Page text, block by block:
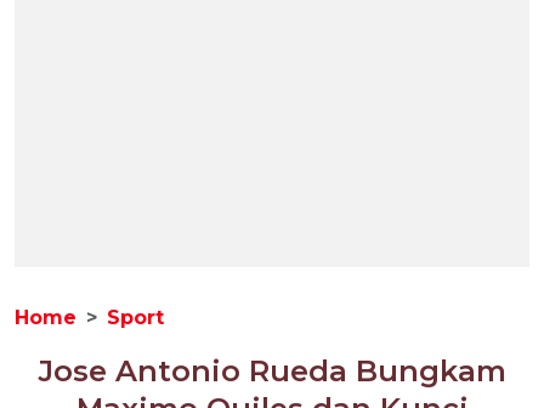
Home Sport
Jose Antonio Rueda Bungkam